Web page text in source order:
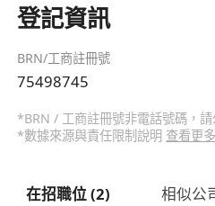
登記資訊
BRN/工商註冊號
75498745
*BRN / 工商註冊號非電話號碼，
*數據來源與責任限制說明 查看更多
在招職位 (2) 相似公